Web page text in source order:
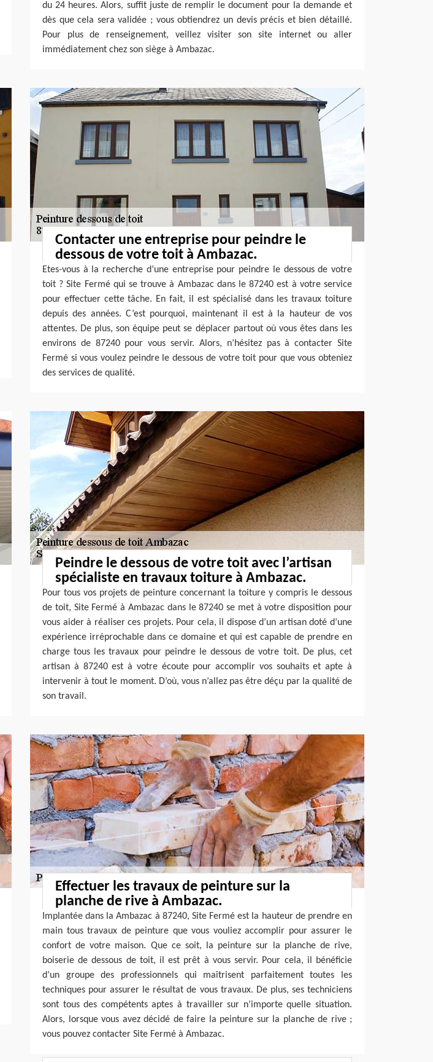
du 24 heures. Alors, suffit juste de remplir le document pour la demande et
dès que cela sera validée ; vous obtiendrez un devis précis et bien détaillé.
Pour plus de renseignement, veillez visiter son site internet ou aller
immédiatement chez son siège à Ambazac.
Contacter une entreprise pour peindre le
dessous de votre toit à Ambazac.
Etes-vous à la recherche d’une entreprise pour peindre le dessous de votre
toit ? Site Fermé qui se trouve à Ambazac dans le 87240 est à votre service
pour effectuer cette tâche. En fait, il est spécialisé dans les travaux toiture
depuis des années. C’est pourquoi, maintenant il est à la hauteur de vos
attentes. De plus, son équipe peut se déplacer partout où vous êtes dans les
environs de 87240 pour vous servir. Alors, n’hésitez pas à contacter Site
Fermé si vous voulez peindre le dessous de votre toit pour que vous obteniez
des services de qualité.
Peindre le dessous de votre toit avec l’artisan
spécialiste en travaux toiture à Ambazac.
Pour tous vos projets de peinture concernant la toiture y compris le dessous
de toit, Site Fermé à Ambazac dans le 87240 se met à votre disposition pour
vous aider à réaliser ces projets. Pour cela, il dispose d’un artisan doté d’une
expérience irréprochable dans ce domaine et qui est capable de prendre en
charge tous les travaux pour peindre le dessous de votre toit. De plus, cet
artisan à 87240 est à votre écoute pour accomplir vos souhaits et apte à
intervenir à tout le moment. D’où, vous n’allez pas être déçu par la qualité de
son travail.
Effectuer les travaux de peinture sur la
planche de rive à Ambazac.
Implantée dans la Ambazac à 87240, Site Fermé est la hauteur de prendre en
main tous travaux de peinture que vous vouliez accomplir pour assurer le
confort de votre maison. Que ce soit, la peinture sur la planche de rive,
boiserie de dessous de toit, il est prêt à vous servir. Pour cela, il bénéficie
d’un groupe des professionnels qui maîtrisent parfaitement toutes les
techniques pour assurer le résultat de vous travaux. De plus, ses techniciens
sont tous des compétents aptes à travailler sur n’importe quelle situation.
Alors, lorsque vous avez décidé de faire la peinture sur la planche de rive ;
vous pouvez contacter Site Fermé à Ambazac.